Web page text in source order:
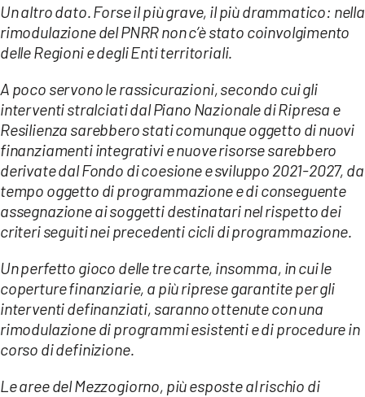
Un altro dato. Forse il più grave, il più drammatico: nella
rimodulazione del PNRR non c’è stato coinvolgimento
delle Regioni e degli Enti territoriali.
A poco servono le rassicurazioni, secondo cui gli
interventi stralciati dal Piano Nazionale di Ripresa e
Resilienza sarebbero stati comunque oggetto di nuovi
finanziamenti integrativi e nuove risorse sarebbero
derivate dal Fondo di coesione e sviluppo 2021-2027, da
tempo oggetto di programmazione e di conseguente
assegnazione ai soggetti destinatari nel rispetto dei
criteri seguiti nei precedenti cicli di programmazione.
Un perfetto gioco delle tre carte, insomma, in cui le
coperture finanziarie, a più riprese garantite per gli
interventi definanziati, saranno ottenute con una
rimodulazione di programmi esistenti e di procedure in
corso di definizione.
Le aree del Mezzogiorno, più esposte al rischio di